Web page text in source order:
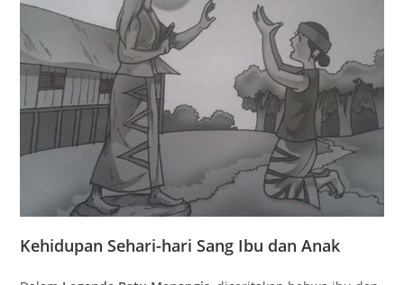
Kehidupan Sehari-hari Sang Ibu dan Anak